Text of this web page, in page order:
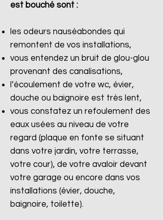
est bouché sont :
les odeurs nauséabondes qui
remontent de vos installations,
vous entendez un bruit de glou-glou
provenant des canalisations,
l’écoulement de votre wc, évier,
douche ou baignoire est très lent,
vous constatez un refoulement des
eaux usées au niveau de votre
regard (plaque en fonte se situant
dans votre jardin, votre terrasse,
votre cour), de votre avaloir devant
votre garage ou encore dans vos
installations (évier, douche,
baignoire, toilette).